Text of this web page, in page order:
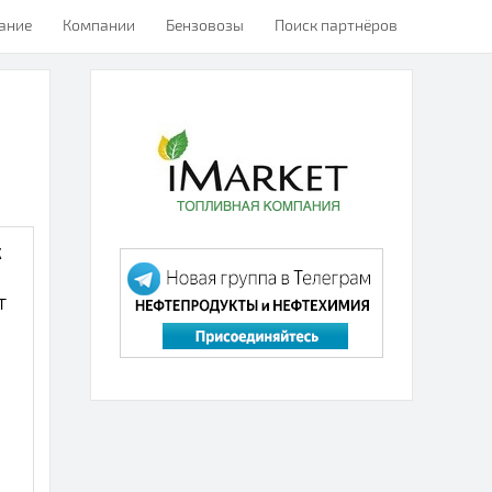
Компании Бензовозы Поиск партнёров